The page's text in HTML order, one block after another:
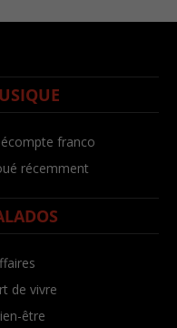
franco
récemment
de vivre
être